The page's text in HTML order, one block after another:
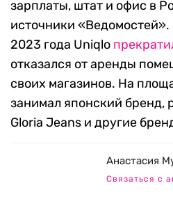
зарплаты, штат и офис в
источники «Ведомостей».
2023 года Uniqlo
отказался от аренды
своих магазинов. На
занимал японский бренд,
Gloria Jeans и другие
Анастасия
Связаться с